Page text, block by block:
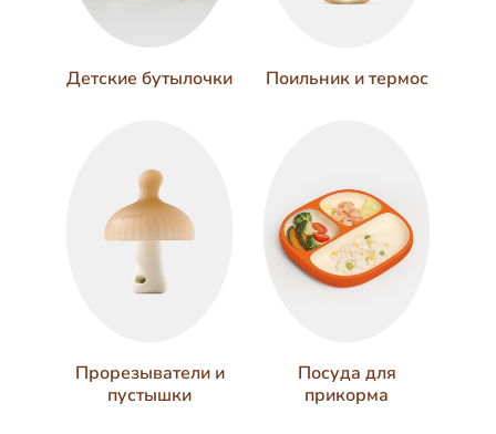
Детские бутылочки Поильник и термос
Прорезыватели и
пустышки
Посуда для
прикорма